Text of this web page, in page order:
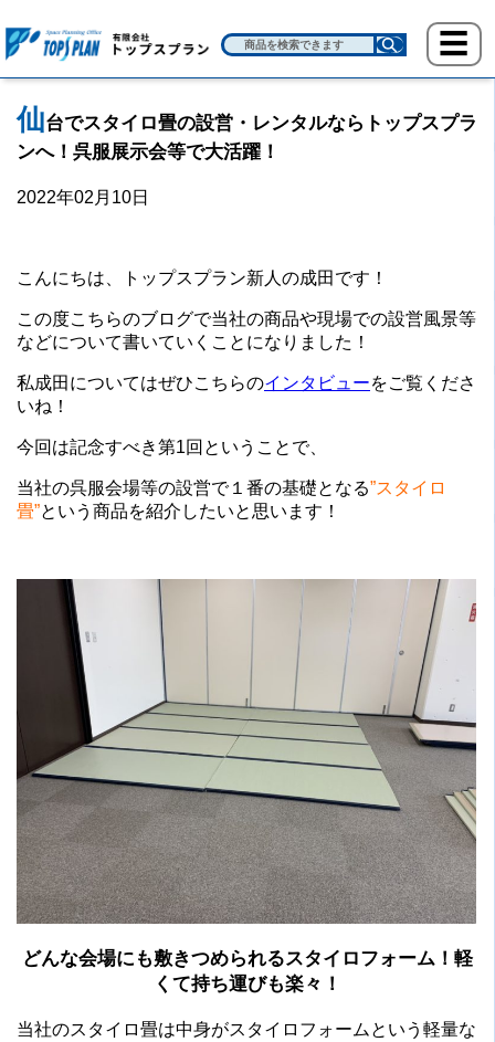
仙台でスタイロ畳の設営・レンタルならトップスプラ
ンへ！呉服展示会等で大活躍！
2022年02月10日
こんにちは、トップスプラン新人の成田です！
この度こちらのブログで当社の商品や現場での設営風景等
などについて書いていくことになりました！
私成田についてはぜひこちらのインタビューをご覧くださ
いね！
今回は記念すべき第1回ということで、
当社の呉服会場等の設営で１番の基礎となる”スタイロ
畳”という商品を紹介したいと思います！
どんな会場にも敷きつめられるスタイロフォーム！軽
くて持ち運びも楽々！
当社のスタイロ畳は中身がスタイロフォームという軽量な